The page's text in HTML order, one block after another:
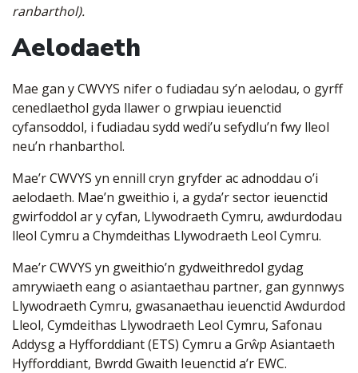
ranbarthol).
Aelodaeth
Mae gan y CWVYS nifer o fudiadau sy’n aelodau, o gyrff
cenedlaethol gyda llawer o grwpiau ieuenctid
cyfansoddol, i fudiadau sydd wedi’u sefydlu’n fwy lleol
neu’n rhanbarthol.
Mae’r CWVYS yn ennill cryn gryfder ac adnoddau o’i
aelodaeth. Mae’n gweithio i, a gyda’r sector ieuenctid
gwirfoddol ar y cyfan, Llywodraeth Cymru, awdurdodau
lleol Cymru a Chymdeithas Llywodraeth Leol Cymru.
Mae’r CWVYS yn gweithio’n gydweithredol gydag
amrywiaeth eang o asiantaethau partner, gan gynnwys
Llywodraeth Cymru, gwasanaethau ieuenctid Awdurdod
Lleol, Cymdeithas Llywodraeth Leol Cymru, Safonau
Addysg a Hyfforddiant (ETS) Cymru a Grŵp Asiantaeth
Hyfforddiant, Bwrdd Gwaith Ieuenctid a’r EWC.